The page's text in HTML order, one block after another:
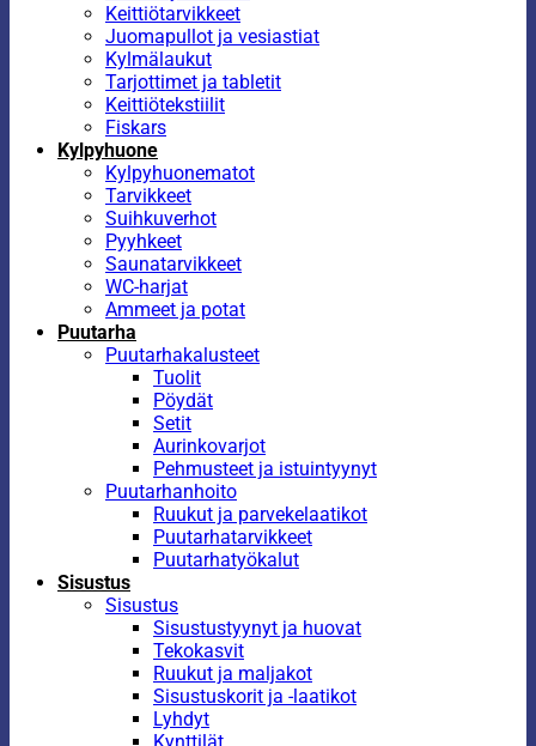
Keittiötarvikkeet
Juomapullot ja vesiastiat
Kylmälaukut
Tarjottimet ja tabletit
Keittiötekstiilit
Fiskars
Kylpyhuone
Kylpyhuonematot
Tarvikkeet
Suihkuverhot
Pyyhkeet
Saunatarvikkeet
WC-harjat
Ammeet ja potat
Puutarha
Puutarhakalusteet
Tuolit
Pöydät
Setit
Aurinkovarjot
Pehmusteet ja istuintyynyt
Puutarhanhoito
Ruukut ja parvekelaatikot
Puutarhatarvikkeet
Puutarhatyökalut
Sisustus
Sisustus
Sisustustyynyt ja huovat
Tekokasvit
Ruukut ja maljakot
Sisustuskorit ja -laatikot
Lyhdyt